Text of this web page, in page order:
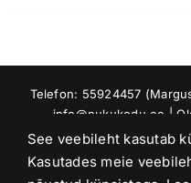
Telefon: 55924457
info@nukukodu.ee |
Riverland OÜ, mis tuleb
Asume
See veebileht kasutab
Kasutades meie